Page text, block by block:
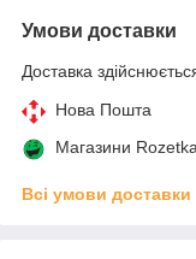
Умови доставки
Доставка
Нова Пошта
Магазини Rozetka
Всі умови доставки